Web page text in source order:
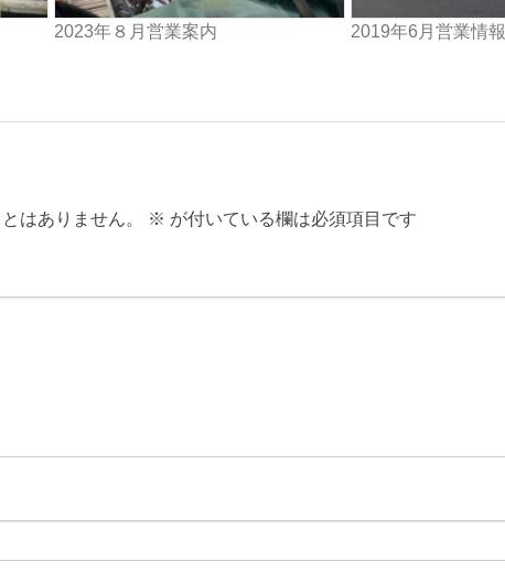
2023年８月営業案内 2019年6月営業情報
はありません。 ※ が付いている欄は必須項目です